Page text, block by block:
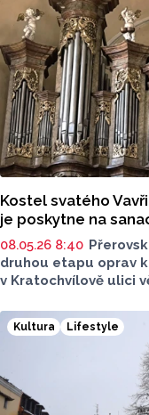
Kostel svatého
je poskytne na
08.05.26 8:40
druhou etapu oprav
v Kratochvílově ulici
se bude zabývat
Kultura Lifestyle